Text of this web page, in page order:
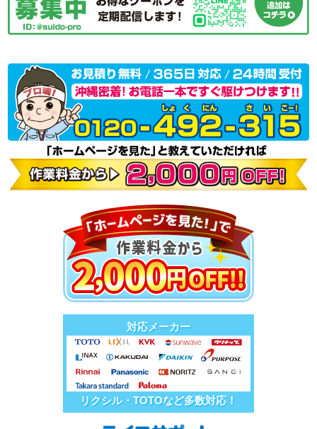
対応メーカー
リクシル・TOTOなど多数対応！